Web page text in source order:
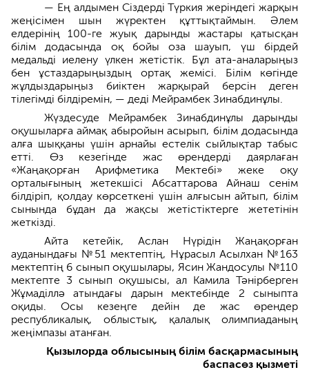
— Ең алдымен Сіздерді Түркия жеріндегі жарқын
жеңісімен шын жүректен құттықтаймын. Әлем
елдерінің 100-ге жуық дарынды жастары қатысқан
білім додасында оқ бойы оза шауып, үш бірдей
медальді иелену үлкен жетістік. Бұл ата-аналарыңыз
бен ұстаздарыңыздың ортақ жемісі. Білім көгінде
жұлдыздарыңыз биіктен жарқырай берсін деген
тілегімді білдіремін, — деді Мейрамбек Зинабдинұлы.
Жүздесуде Мейрамбек Зинабдинұлы дарынды
оқушыларға аймақ абыройын асырып, білім додасында
алға шыққаны үшін арнайы естелік сыйлықтар табыс
етті. Өз кезегінде жас өрендерді даярлаған
«Жаңақорған Арифметика Мектебі» жеке оқу
орталығының жетекшісі Абсаттарова Айнаш сенім
білдіріп, қолдау көрсеткені үшін алғысын айтып, білім
сынында бұдан да жақсы жетістіктерге жететінін
жеткізді.
Айта кетейік, Аслан Нүрідін Жаңақорған
ауданындағы №51 мектептің, Нұрасыл Асылхан №163
мектептің 6 сынып оқушылары, Ясин Жандосулы №110
мектепте 3 сынып оқушысы, ал Камила Тәнірберген
Жұмаділлә атындағы дарын мектебінде 2 сыныпта
оқиды. Осы кезеңге дейін де жас өрендер
республикалық, облыстық, қалалық олимпиаданың
жеңімпазы атанған.
Қызылорда облысының білім басқармасының
баспасөз қызметі